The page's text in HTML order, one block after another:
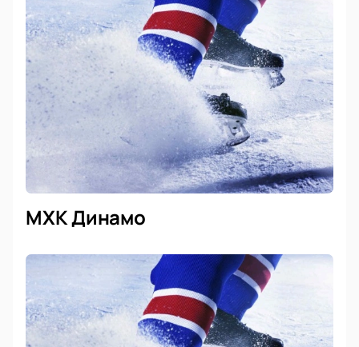
Простой выбор мест по интерактивной схеме
зала
Быстрое бронирование билетов онлайн на
сайте за пару минут
Доступ к VIP-ложам для особых гостей
Специальные предложения для
корпоративных клиентов
Оформление заказа по телефону с помощью
консультанта
Мгновенное подтверждение покупки и
Свежая информация о времени начала игры
Возможность приобрести билеты на
ближайшие матчи сезона или выбрать
хоккейные билеты заранее
МХК Динамо